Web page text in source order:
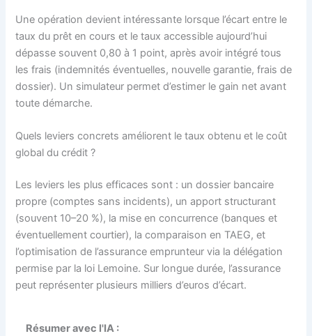
Une opération devient intéressante lorsque l’écart entre le
taux du prêt en cours et le taux accessible aujourd’hui
dépasse souvent 0,80 à 1 point, après avoir intégré tous
les frais (indemnités éventuelles, nouvelle garantie, frais de
dossier). Un simulateur permet d’estimer le gain net avant
toute démarche.
Quels leviers concrets améliorent le taux obtenu et le coût
global du crédit ?
Les leviers les plus efficaces sont : un dossier bancaire
propre (comptes sans incidents), un apport structurant
(souvent 10–20 %), la mise en concurrence (banques et
éventuellement courtier), la comparaison en TAEG, et
l’optimisation de l’assurance emprunteur via la délégation
permise par la loi Lemoine. Sur longue durée, l’assurance
peut représenter plusieurs milliers d’euros d’écart.
Résumer avec l'IA :